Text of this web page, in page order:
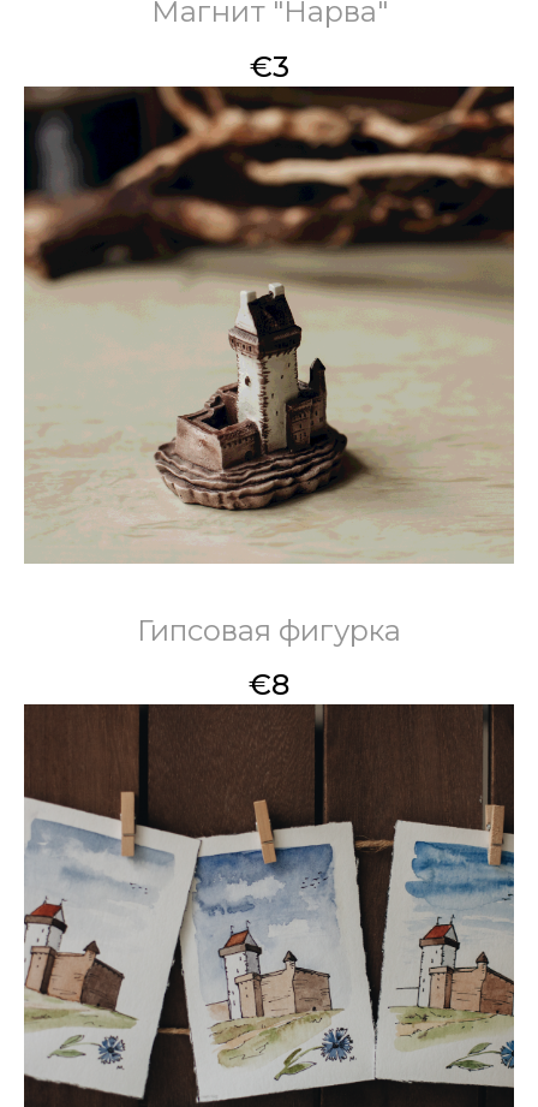
Магнит "Нарва"
€3
Гипсовая фигурка
€8